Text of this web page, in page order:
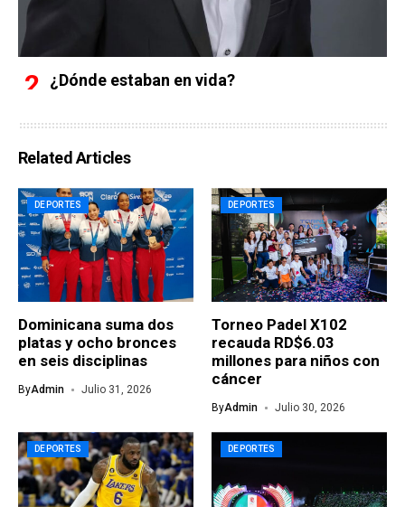
¿Dónde estaban en vida?
Related Articles
DEPORTES
Dominicana suma dos
platas y ocho bronces
en seis disciplinas
ByAdmin Julio 31, 2026
DEPORTES
Torneo Padel X102
recauda RD$6.03
millones para niños con
cáncer
ByAdmin Julio 30, 2026
DEPORTES DEPORTES